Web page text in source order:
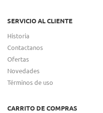
SERVICIO AL CLIENTE
Historia
Contactanos
Ofertas
Novedades
Términos de uso
CARRITO DE COMPRAS